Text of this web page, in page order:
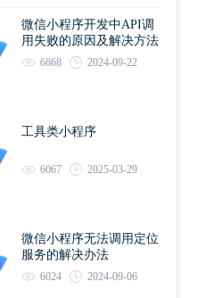
微信小程序开发中API调
用失败的原因及解决方法
6868 2024-09-22
工具类小程序
6067 2025-03-29
微信小程序无法调用定位
服务的解决办法
6024 2024-09-06